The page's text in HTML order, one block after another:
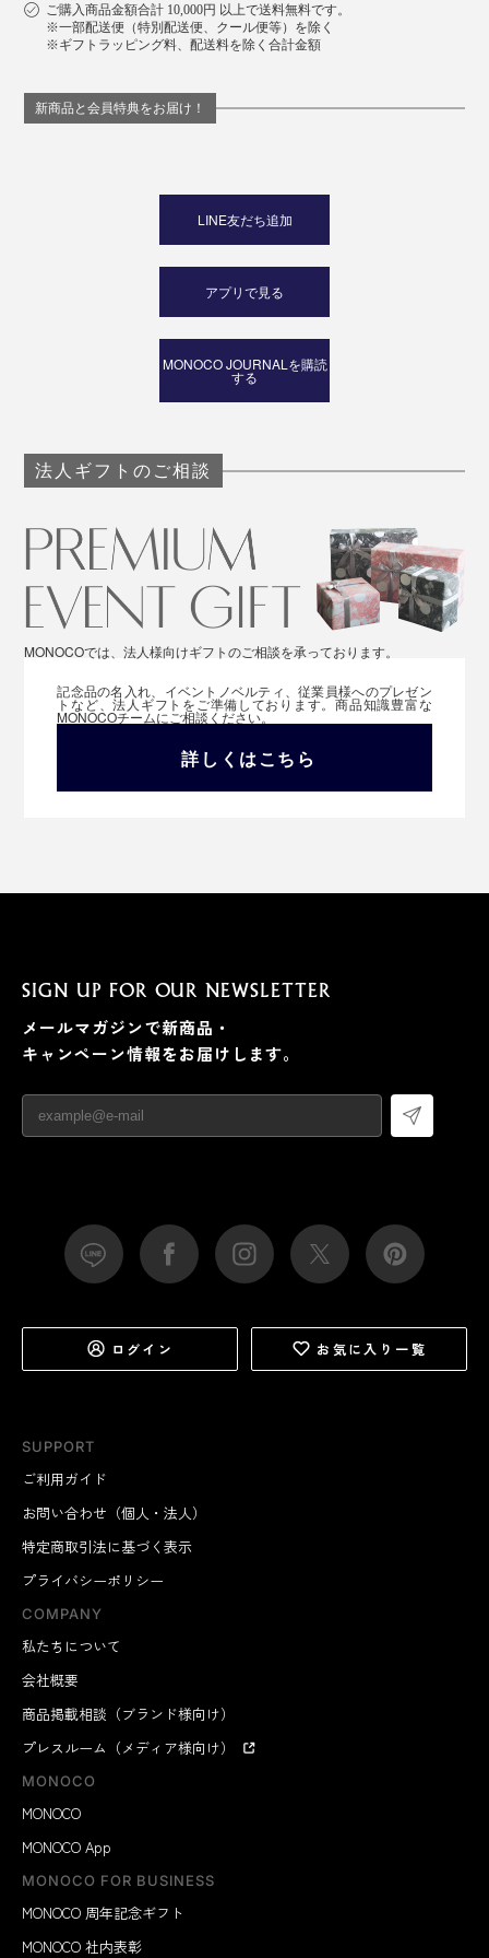
ご購入商品金額合計 10,000円 以上で送料無料です。
※一部配送便（特別配送便、クール便等）を除く
※ギフトラッピング料、配送料を除く合計金額
新商品と会員特典をお届け！
LINE友だち追加
アプリで見る
MONOCO JOURNALを購読
する
法人ギフトのご相談
MONOCOでは、法人様向けギフトのご相談を承っております。
記念品の名入れ、イベントノベルティ、従業員様へのプレゼン
トなど、法人ギフトをご準備しております。商品知識豊富な
MONOCOチームにご相談ください。
詳しくはこちら
SUPPORT
ご利用ガイド
お問い合わせ（個人・法人）
特定商取引法に基づく表示
プライバシーポリシー
COMPANY
私たちについて
会社概要
商品掲載相談（ブランド様向け）
プレスルーム（メディア様向け）
MONOCO
MONOCO
MONOCO App
MONOCO FOR BUSINESS
MONOCO 周年記念ギフト
MONOCO 社内表彰
SIGN UP FOR OUR NEWSLETTER
メールマガジンで新商品・
キャンペーン情報をお届けします。
ログイン お気に入り一覧